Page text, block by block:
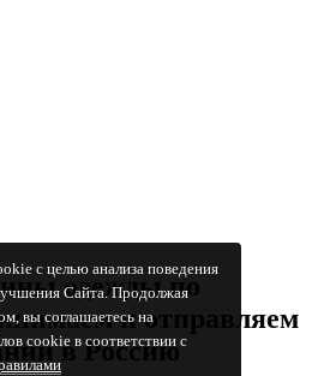
с целью анализа поведения
Сайта. Продолжая
вы соглашаетесь на
cookie в соответствии с
одежды по
и отправляем
в Россию